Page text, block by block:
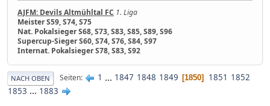
AJFM: Devils Altmühltal FC 1. Liga
Meister S59, S74, S75
Nat. Pokalsieger S68, S73, S83, S85, S89, S96
Supercup-Sieger S60, S74, S76, S84, S97
Internat. Pokalsieger S78, S83, S92
NACH OBEN Seiten 1 ... 1847 1848 1849 1850 1851 1852
1853 ... 1883